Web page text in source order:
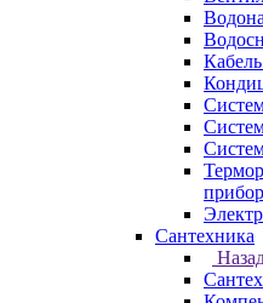
Сантехника